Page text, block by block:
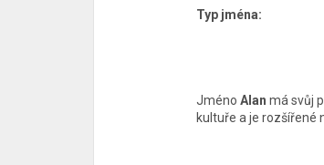
Typ jména:
Jméno Alan má svůj
kultuře a je rozšířené